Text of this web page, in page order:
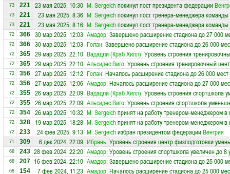
73 221 23 мая 2025, 10:30 М. Sergeichпокинул пост президента федерации
73 221 23 мая 2025, 8:36 М. Sergeichпокинул пост тренера-менеджера команды
73 221 23 мая 2025, 8:16 М. Sergeichпокинул пост тренера-менеджера команды
72 366 30 мар 2025, 12:03 Амадор: Завершено расширение стадиона до 27 000
72 366 30 мар 2025, 12:03 Голан: Завершено расширение стадиона до 26 000
72 365 29 мар 2025, 22:10 Вададли (Краб Хилл): Уровень строения
72 365 29 мар 2025, 22:10 Альсидес Виго: Уровень строения тренировочный
72 356 27 мар 2025, 12:12 Голан: Началось расширение стадиона до 26 000 мест
72 356 27 мар 2025, 12:06 Амадор: Началось расширение стадиона до 27 000
72 355 26 мар 2025, 22:09 Вададли (Краб Хилл): Уровень строения спортшкола
72 355 26 мар 2025, 22:09 Альсидес Виго: Уровень строения спортшкола
72 354 26 мар 2025, 10:32 М. Sergeichпринят на работу тренером-менеджером
72 328 19 мар 2025, 18:28 М. Sergeichпринят на работу тренером-менеджером
72 233 24 фев 2025, 9:13 М. Sergeichизбран президентом федерацииВенгрия
71 309 6 дек 2024, 22:09 Ибрань: Уровень строения центр физподготовки
68 243 28 фев 2024, 22:20 Амадор: Уровень строения спортшкола увеличен до 8
68 207 16 фев 2024, 22:10 Амадор: Завершено расширение стадиона до 25 000
68 154 7 фев 2024, 11:23 Амадор: Началось расширение стадиона до 25 000